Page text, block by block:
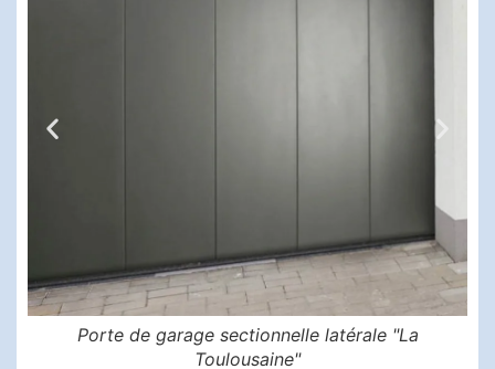
Porte de garage sectionnelle latérale "La
Toulousaine"